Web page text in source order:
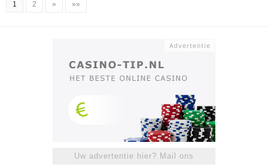
1 2 » »»
Uw advertentie hier? Mail ons